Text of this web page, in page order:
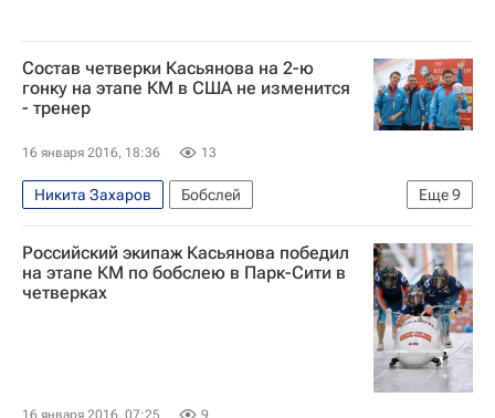
Состав четверки Касьянова на 2-ю
гонку на этапе КМ в США не изменится
- тренер
16 января 2016, 18:36 13
Еще9
Никита Захаров
Бобслей
Владимир Бойцов
Кубок мира по бобслею
Сборная России по бобслею
Алексей Пушкарёв
Российский экипаж Касьянова победил
на этапе КМ по бобслею в Парк-Сити в
четверках